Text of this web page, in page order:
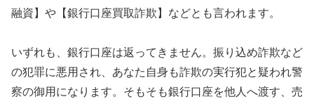
融資】や【銀行口座買取詐欺】などとも言われます。
いずれも、銀行口座は返ってきません。振り込め詐欺など
の犯罪に悪用され、あなた自身も詐欺の実行犯と疑われ警
察の御用になります。そもそも銀行口座を他人へ渡す、売